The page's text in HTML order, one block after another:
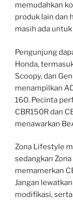
memudahkan
produk lain dan
masih ada
Pengunjung
Honda,
Scoopy, dan
menampilkan
160. Pecinta
CBR150R dan
menawarkan
Zona Lifestyle
sedangkan
memamerkan
Jangan
modifikasi,